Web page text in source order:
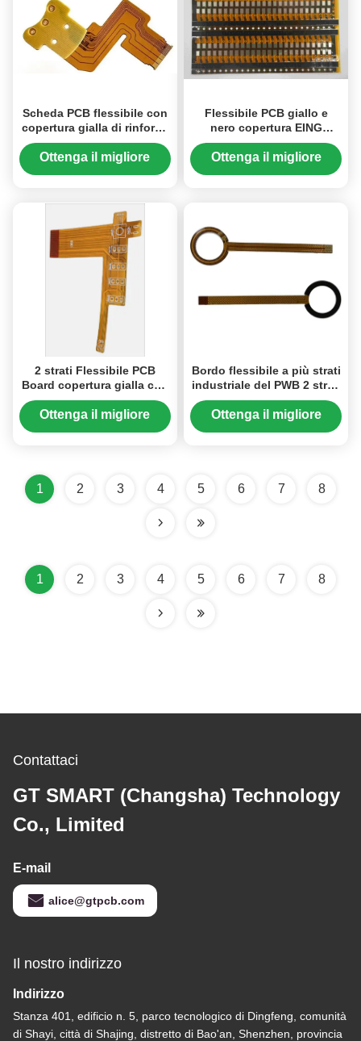
Scheda PCB flessibile con
copertura gialla di rinforzo
FR4 e serigrafia bianca che
fornisce soluzioni di
Ottenga il migliore
Flessibile PCB giallo e
nero copertura EING
Superficie Finitura Con
pannelli di spedizione
Ottenga il migliore
2 strati Flessibile PCB
Board copertura gialla con
0.1mm Line Spacing
Polymide
Ottenga il migliore
Bordo flessibile a più strati
industriale del PWB 2 strati
del PWB della flessione
nessun Silkscreen
Ottenga il migliore
1 2 3 4 5 6 7 8
1 2 3 4 5 6 7 8
Contattaci
GT SMART (Changsha) Technology
Co., Limited
E-mail
alice@gtpcb.com
Il nostro indirizzo
Indirizzo
Stanza 401, edificio n. 5, parco tecnologico di Dingfeng, comunità
di Shayi, città di Shajing, distretto di Bao'an, Shenzhen, provincia